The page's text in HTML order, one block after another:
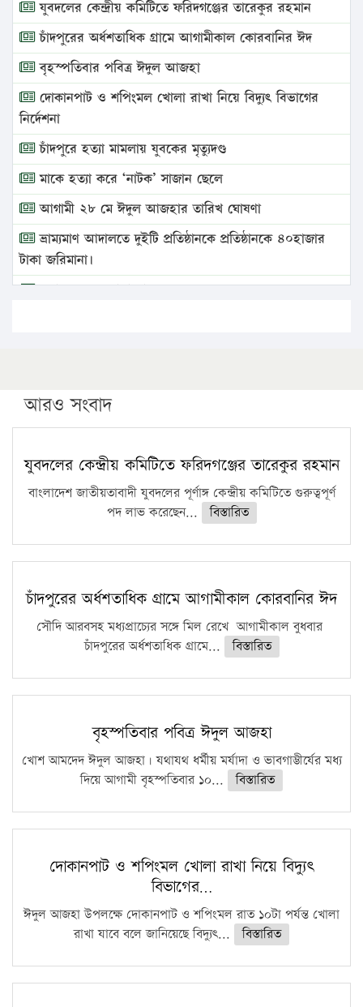
যুবদলের কেন্দ্রীয় কমিটিতে ফরিদগঞ্জের তারেকুর রহমান
চাঁদপুরের অর্ধশতাধিক গ্রামে আগামীকাল কোরবানির ঈদ
বৃহস্পতিবার পবিত্র ঈদুল আজহা
দোকানপাট ও শপিংমল খোলা রাখা নিয়ে বিদ্যুৎ বিভাগের
নির্দেশনা
চাঁদপুরে হত্যা মামলায় যুবকের মৃত্যুদণ্ড
মাকে হত্যা করে ‘নাটক’ সাজান ছেলে
আগামী ২৮ মে ঈদুল আজহার তারিখ ঘোষণা
ভ্রাম্যমাণ আদালতে দুইটি প্রতিষ্ঠানকে প্রতিষ্ঠানকে ৪০হাজার
টাকা জরিমানা।
এবার লঞ্চের ভাড়া বাড়ল
পিএইচডি করছেন কুয়েটের কৃতি…
সারা দেশে বজ্রাঘাতে ১৪ জনের প্রাণহানি
কঠোর হচ্ছে এসএসসি ও এইচএসসি পরীক্ষা
ফরিদগঞ্জে আগুনে পুড়লো ৬ ব্যবসা প্রতিষ্ঠান
আরও সংবাদ
যুবদলের কেন্দ্রীয় কমিটিতে ফরিদগঞ্জের তারেকুর রহমান
বাংলাদেশ জাতীয়তাবাদী যুবদলের পূর্ণাঙ্গ কেন্দ্রীয় কমিটিতে গুরুত্বপূর্ণ
পদ লাভ করেছেন...
বিস্তারিত
চাঁদপুরের অর্ধশতাধিক গ্রামে আগামীকাল কোরবানির ঈদ
সৌদি আরবসহ মধ্যপ্রাচ্যের সঙ্গে মিল রেখে আগামীকাল বুধবার
চাঁদপুরের অর্ধশতাধিক গ্রামে...
বিস্তারিত
বৃহস্পতিবার পবিত্র ঈদুল আজহা
খোশ আমদেদ ঈদুল আজহা। যথাযথ ধর্মীয় মর্যাদা ও ভাবগাম্ভীর্যের মধ্য
দিয়ে আগামী বৃহস্পতিবার ১০...
বিস্তারিত
দোকানপাট ও শপিংমল খোলা রাখা নিয়ে বিদ্যুৎ
বিভাগের…
ঈদুল আজহা উপলক্ষে দোকানপাট ও শপিংমল রাত ১০টা পর্যন্ত খোলা
রাখা যাবে বলে জানিয়েছে বিদ্যুৎ...
বিস্তারিত